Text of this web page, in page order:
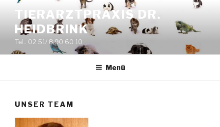
springen
TIERARZTPRAXIS DR.
HEIDBRINK
Tel.: 02 51/ 8 90 60 10
Menü
UNSER TEAM